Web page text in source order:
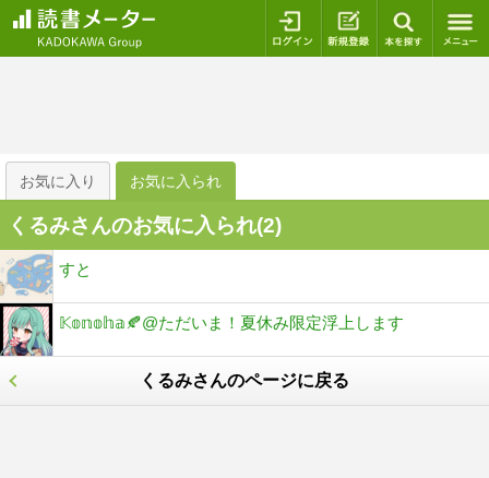
ログイン 新規登録
お気に入り お気に入られ
くるみさんのお気に入られ(2)
すと
𝕂𝕠𝕟𝕠𝕙𝕒🍂@ただいま！夏休み限定浮上します
くるみさんのページに戻る